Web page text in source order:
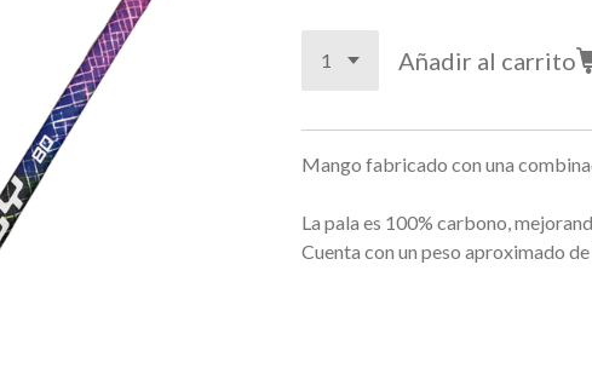
Añadir al carrito
Mango fabricado con una
La pala es 100% carbono,
Cuenta con un peso aproximado